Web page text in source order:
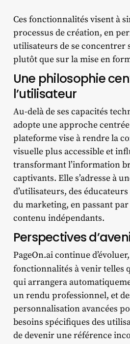
Ces fonctionnalités visent à
processus de création, en
utilisateurs de se concentrer
plutôt que sur la mise en
Une philosophie
l’utilisateur
Au-delà de ses capacités
adopte une approche
plateforme vise à rendre la
visuelle plus accessible et
transformant l’information
captivants. Elle s’adresse à
d’utilisateurs, des
du marketing, en passant
contenu indépendants.
Perspectives
PageOn.ai continue
fonctionnalités à venir telles
qui arrangera
un rendu professionnel, et
personnalisation avancées
besoins spécifiques des
de devenir une référence